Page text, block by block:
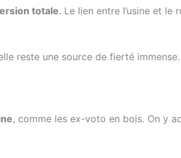
totale. Le lien entre l’usine et
reste une source de fierté
, comme les ex-voto en bois. On y